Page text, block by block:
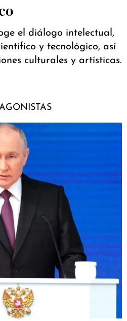
el diálogo intelectual,
y tecnológico, así
culturales y artísticas.